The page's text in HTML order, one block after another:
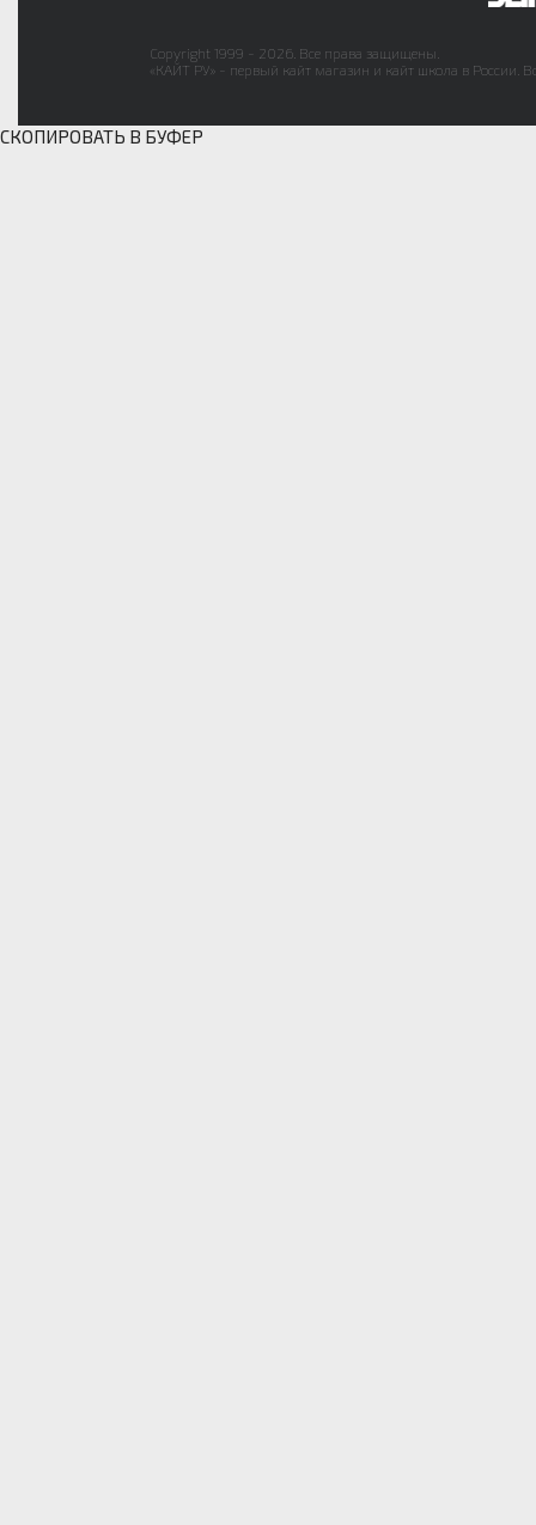
Copyright 1999 - 2026. Все права защищены.
«КАЙТ РУ» - первый кайт магазин и кайт школа в России.
СКОПИРОВАТЬ В БУФЕР